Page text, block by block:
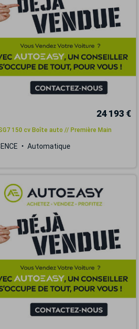
24 193 €
150 cv Boîte auto // Première Main
Automatique